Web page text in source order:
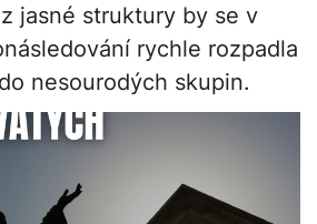
jasné struktury by se v
rychle rozpadla
nesourodých skupin.